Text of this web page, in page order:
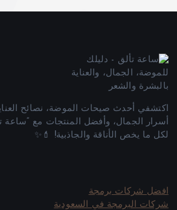
اكتشفي أحدث صيحات الموضة، نصائح
أسرار الجمال، وأفضل المنتجات مع “ساعة
لكل ما يخص الأناقة والجاذبية! 💄✨
افضل شركات برمجة
شركات البرمجة في السعودية